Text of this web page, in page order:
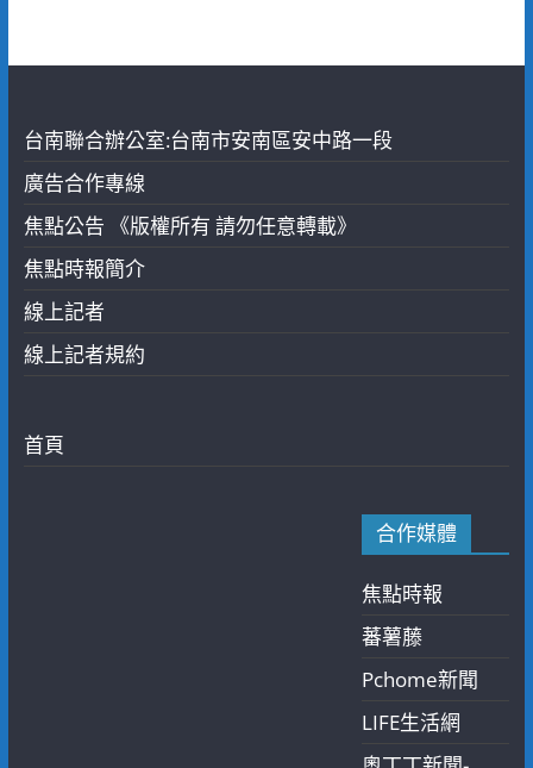
台南聯合辦公室:台南市安南區安中路一段
廣告合作專線
焦點公告 《版權所有 請勿任意轉載》
焦點時報簡介
線上記者
線上記者規約
首頁
合作媒體
焦點時報
蕃薯藤
Pchome新聞
LIFE生活網